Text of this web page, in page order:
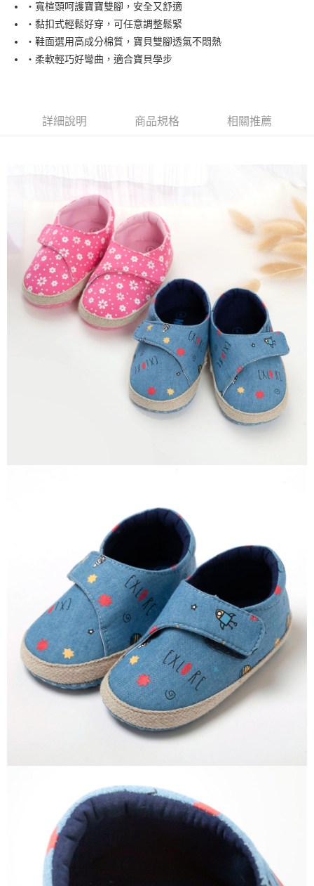
運送方式
每筆NT$65，滿NT$1,200(含以上)免運費
每筆NT$65，滿NT$1,200(含以上)免運費
每筆NT$90，滿NT$1,500(含以上)免運費
宅配離島（澎湖金門馬祖小琉球）
每筆NT$90，滿NT$1,500(含以上)免運費
・寬楦頭呵護寶寶雙腳，安全又舒適
・黏扣式輕鬆好穿，可任意調整鬆緊
・鞋面選用高成分棉質，寶貝雙腳透氣不悶熱
・柔軟輕巧好彎曲，適合寶貝學步
詳細說明 商品規格 相關推薦